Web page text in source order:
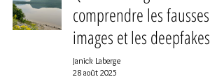
comprendre les fausses
images et les deepfakes
Janick Laberge
28 août 2025